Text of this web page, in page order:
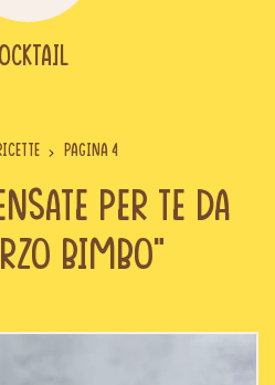
Pagina 4
per te da
Bimbo”